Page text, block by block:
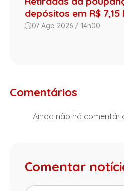
depósitos em R$
07 Ago 2026 / 14h00
Comentários
Ainda não há
Comentar